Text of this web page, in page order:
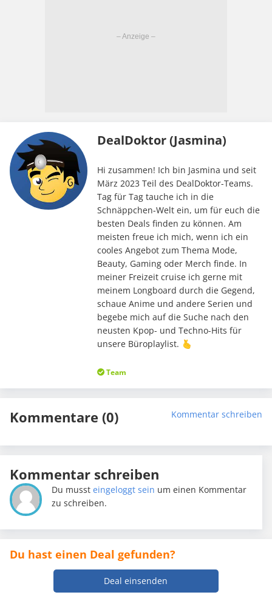
DealDoktor (Jasmina)
Hi zusammen! Ich bin Jasmina und seit
März 2023 Teil des DealDoktor-Teams.
Tag für Tag tauche ich in die
Schnäppchen-Welt ein, um für euch die
besten Deals finden zu können. Am
meisten freue ich mich, wenn ich ein
cooles Angebot zum Thema Mode,
Beauty, Gaming oder Merch finde. In
meiner Freizeit cruise ich gerne mit
meinem Longboard durch die Gegend,
schaue Anime und andere Serien und
begebe mich auf die Suche nach den
neusten Kpop- und Techno-Hits für
unsere Büroplaylist. 🫰
Team
Kommentare (0) Kommentar schreiben
Kommentar schreiben
Du mussteingeloggt sein um einen Kommentar
zu schreiben.
Du hast einen Deal gefunden?
Deal einsenden